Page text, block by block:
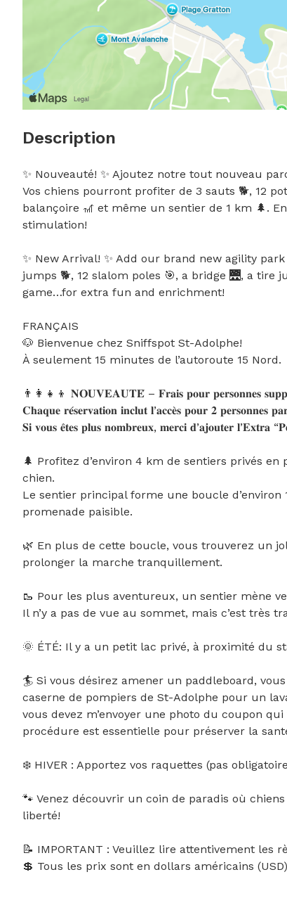
Description
✨ Nouveauté! ✨ Ajoutez notre tout nouveau
Vos chiens pourront profiter de 3 sauts 🐕, 12
balançoire 🎢 et même un sentier de 1 km 🌲.
stimulation!
✨ New Arrival! ✨ Add our brand new agility
jumps 🐕, 12 slalom poles 🎯, a bridge 🌉, a tire
game…for extra fun and enrichment!
FRANÇAIS
🐶 Bienvenue chez Sniffspot St-Adolphe!
À seulement 15 minutes de l’autoroute 15 Nord.
👨‍👩‍👧‍👦 𝐍𝐎𝐔𝐕𝐄𝐀𝐔𝐓𝐄́ – 𝐅𝐫𝐚𝐢𝐬 𝐩𝐨𝐮𝐫 𝐩𝐞𝐫𝐬𝐨𝐧𝐧𝐞𝐬
𝐂𝐡𝐚𝐪𝐮𝐞 𝐫𝐞́𝐬𝐞𝐫𝐯𝐚𝐭𝐢𝐨𝐧 𝐢𝐧𝐜𝐥𝐮𝐭 𝐥’𝐚𝐜𝐜𝐞̀𝐬 𝐩𝐨𝐮𝐫 𝟐 𝐩𝐞𝐫𝐬𝐨𝐧𝐧𝐞𝐬
𝐒𝐢 𝐯𝐨𝐮𝐬 𝐞̂𝐭𝐞𝐬 𝐩𝐥𝐮𝐬 𝐧𝐨𝐦𝐛𝐫𝐞𝐮𝐱, 𝐦𝐞𝐫𝐜𝐢 𝐝’𝐚𝐣𝐨𝐮𝐭𝐞𝐫 𝐥’𝐄𝐱𝐭𝐫𝐚
🌲 Profitez d’environ 4 km de sentiers privés
chien.
Le sentier principal forme une boucle
promenade paisible.
🌿 En plus de cette boucle, vous trouverez un
prolonger la marche tranquillement.
🥾 Pour les plus aventureux, un sentier mène
Il n’y a pas de vue au sommet, mais c’est très
🌞 ÉTÉ: Il y a un petit lac privé, à proximité du
🏄 Si vous désirez amener un paddleboard,
caserne de pompiers de St-Adolphe pour un
vous devez m’envoyer une photo du coupon
procédure est essentielle pour préserver la
❄️ HIVER : Apportez vos raquettes (pas
🐾 Venez découvrir un coin de paradis où
liberté!
📝 IMPORTANT : Veuillez lire attentivement les
💲 Tous les prix sont en dollars américains